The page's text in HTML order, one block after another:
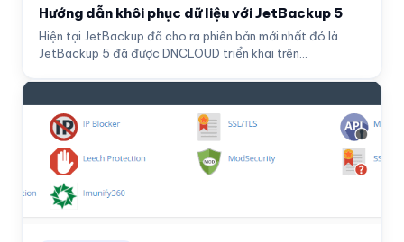
Hướng dẫn khôi phục dữ liệu với JetBackup 5
Hiện tại JetBackup đã cho ra phiên bản mới nhất đó là
JetBackup 5 đã được DNCLOUD triển khai trên...